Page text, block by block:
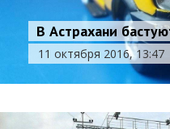
В Астрахани
11 октября 2016, 13:47